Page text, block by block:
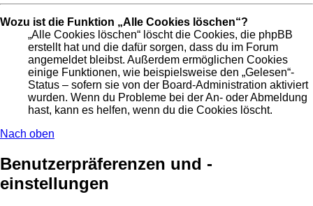
Wozu ist die Funktion „Alle Cookies löschen“?
„Alle Cookies löschen“ löscht die Cookies, die phpBB
erstellt hat und die dafür sorgen, dass du im Forum
angemeldet bleibst. Außerdem ermöglichen Cookies
einige Funktionen, wie beispielsweise den „Gelesen“-
Status – sofern sie von der Board-Administration aktiviert
wurden. Wenn du Probleme bei der An- oder Abmeldung
hast, kann es helfen, wenn du die Cookies löscht.
Nach oben
Benutzerpräferenzen und -
einstellungen